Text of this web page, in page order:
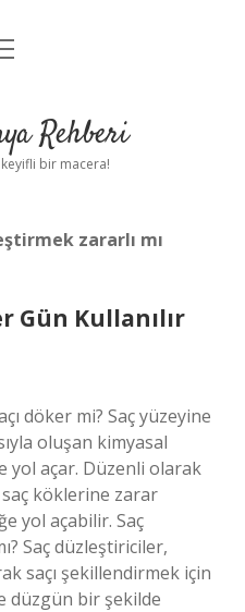
Rehberi
bir macera!
zararlı mı
Gün Kullanılır
döker mi? Saç yüzeyine
oluşan kimyasal
yol açar. Düzenli olarak
köklerine zarar
yol açabilir. Saç
Saç düzleştiriciler,
saçı şekillendirmek için
düzgün bir şekilde